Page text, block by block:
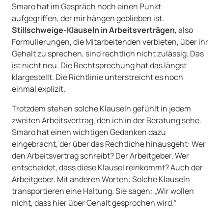
Smaro hat im Gespräch noch einen Punkt
aufgegriffen, der mir hängen geblieben ist.
Stillschweige-Klauseln in Arbeitsverträgen, also
Formulierungen, die Mitarbeitenden verbieten, über ihr
Gehalt zu sprechen, sind rechtlich nicht zulässig. Das
ist nicht neu. Die Rechtsprechung hat das längst
klargestellt. Die Richtlinie unterstreicht es noch
einmal explizit.
Trotzdem stehen solche Klauseln gefühlt in jedem
zweiten Arbeitsvertrag, den ich in der Beratung sehe.
Smaro hat einen wichtigen Gedanken dazu
eingebracht, der über das Rechtliche hinausgeht: Wer
den Arbeitsvertrag schreibt? Der Arbeitgeber. Wer
entscheidet, dass diese Klausel reinkommt? Auch der
Arbeitgeber. Mit anderen Worten: Solche Klauseln
transportieren eine Haltung. Sie sagen: „Wir wollen
nicht, dass hier über Gehalt gesprochen wird.“